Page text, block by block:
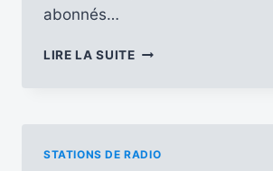
abonnés…
LIRE LA SUITELE
STATIONS DE RADIO